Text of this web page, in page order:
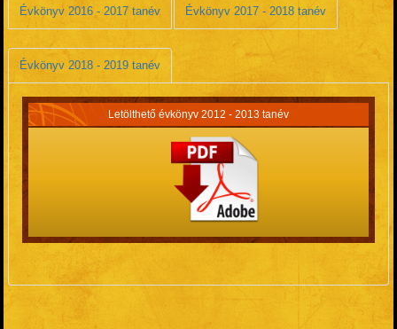
Évkönyv 2016 - 2017 tanév Évkönyv 2017 - 2018 tanév
Évkönyv 2018 - 2019 tanév
Letölthető évkönyv 2012 - 2013 tanév